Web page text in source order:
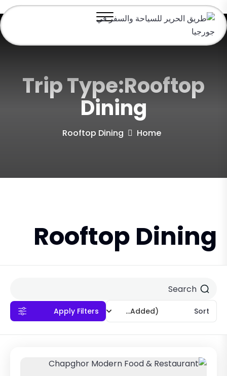
Trip Type:Rooftop
Dining
Home
Rooftop Dining
Rooftop Dining
Sort
(Recently Added)
Apply Filters